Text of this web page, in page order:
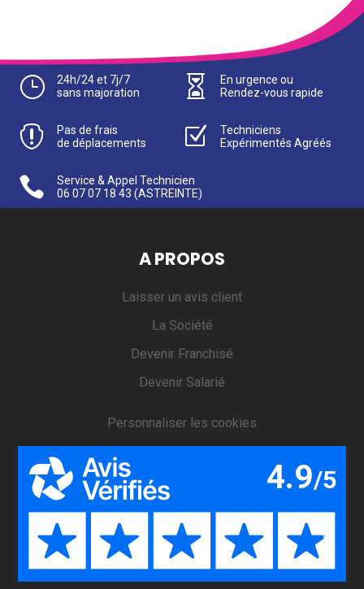
}
24h/24 et 7j/7
sans majoration

En urgence ou
Rendez-vous rapide

Pas de frais
de déplacements
Z
Techniciens
Expérimentés Agréés

Service & Appel Technicien
06 07 07 18 43 (ASTREINTE)
A PROPOS
Laisser un avis client
La Société
Devenir Franchisé
Devenir Salarié
Personnaliser les cookies